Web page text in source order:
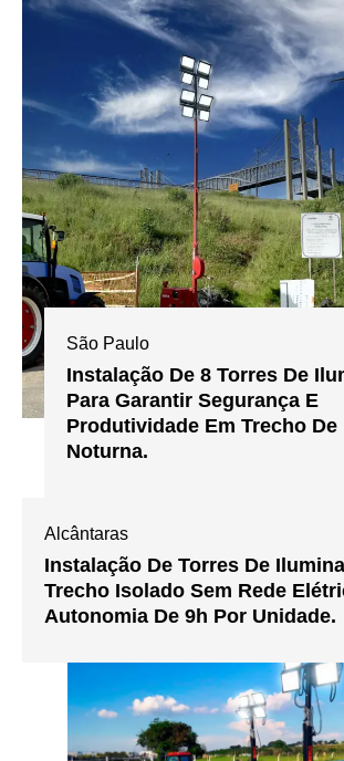
São Paulo
Instalação De 8 Torres De
Para Garantir Segurança E
Produtividade Em Trecho
Noturna.
Alcântaras
Instalação De Torres De
Trecho Isolado Sem Rede
Autonomia De 9h Por Unidade.